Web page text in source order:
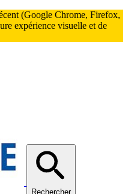
(Google Chrome, Firefox,
expérience visuelle et de
Rechercher